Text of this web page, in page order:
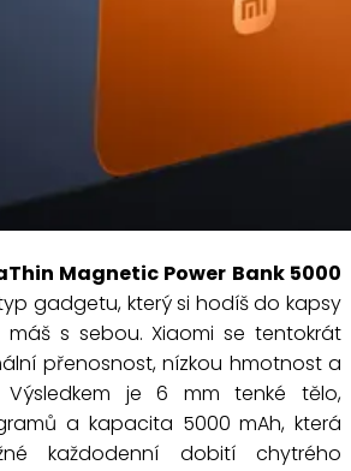
Magnetic Power Bank 5000
gadgetu, který si hodíš do kapsy
s sebou. Xiaomi se tentokrát
přenosnost, nízkou hmotnost a
Výsledkem je 6 mm tenké tělo,
a kapacita 5000 mAh, která
každodenní dobití chytrého